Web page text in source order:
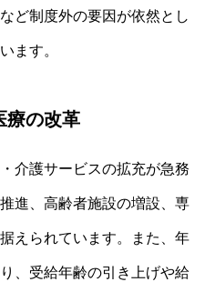
ど制度外の要因が依然とし
ます。
療の改革
介護サービスの拡充が急務
進、高齢者施設の増設、専
えられています。また、年
、受給年齢の引き上げや給